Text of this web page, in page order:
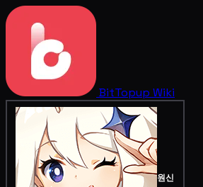
BitTopup Wiki
원신